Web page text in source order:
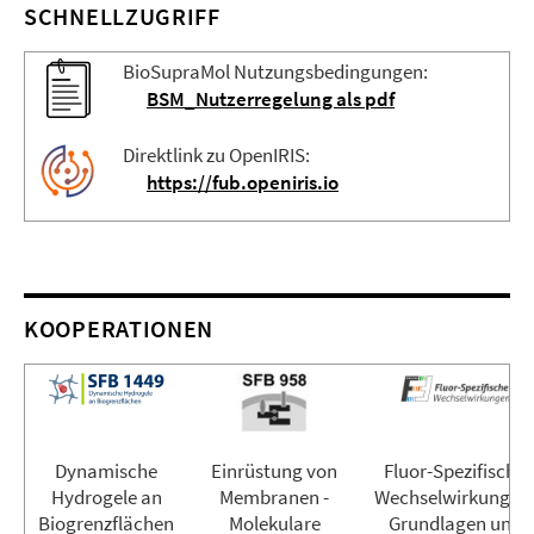
SCHNELLZUGRIFF
BioSupraMol Nutzungsbedingungen:
BSM_Nutzerregelung als pdf
Direktlink zu OpenIRIS:
https://fub.openiris.io
KOOPERATIONEN
Dynamische
Hydrogele an
Biogrenzflächen
Einrüstung von
Membranen -
Molekulare
Fluor-Spezifische
Wechselwirkungen:
Grundlagen und